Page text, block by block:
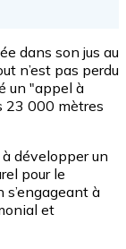
dans son jus au
n’est pas perdu
un "appel à
23 000 mètres
développer un
pour le
à
et